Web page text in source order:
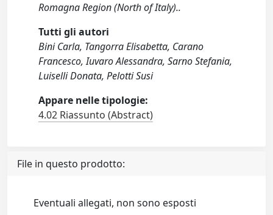
Romagna Region (North of Italy)..
Tutti gli autori
Bini Carla, Tangorra Elisabetta, Carano
Francesco, Iuvaro Alessandra, Sarno Stefania,
Luiselli Donata, Pelotti Susi
Appare nelle tipologie:
4.02 Riassunto (Abstract)
File in questo prodotto:
Eventuali allegati, non sono esposti